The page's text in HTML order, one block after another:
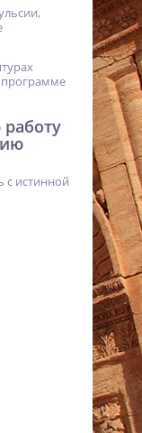
программе
с истинной